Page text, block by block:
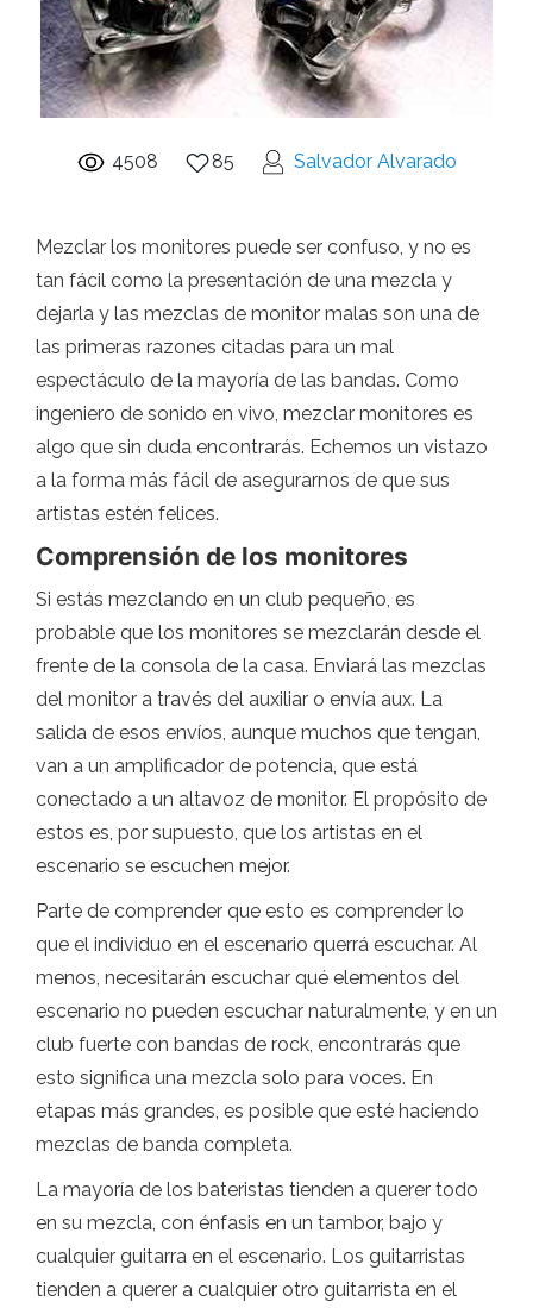
4508 85 Salvador Alvarado
Mezclar los monitores puede ser confuso, y no es
tan fácil como la presentación de una mezcla y
dejarla y las mezclas de monitor malas son una de
las primeras razones citadas para un mal
espectáculo de la mayoría de las bandas. Como
ingeniero de sonido en vivo, mezclar monitores es
algo que sin duda encontrarás. Echemos un vistazo
a la forma más fácil de asegurarnos de que sus
artistas estén felices.
Comprensión de los monitores
Si estás mezclando en un club pequeño, es
probable que los monitores se mezclarán desde el
frente de la consola de la casa. Enviará las mezclas
del monitor a través del auxiliar o envía aux. La
salida de esos envíos, aunque muchos que tengan,
van a un amplificador de potencia, que está
conectado a un altavoz de monitor. El propósito de
estos es, por supuesto, que los artistas en el
escenario se escuchen mejor.
Parte de comprender que esto es comprender lo
que el individuo en el escenario querrá escuchar. Al
menos, necesitarán escuchar qué elementos del
escenario no pueden escuchar naturalmente, y en un
club fuerte con bandas de rock, encontrarás que
esto significa una mezcla solo para voces. En
etapas más grandes, es posible que esté haciendo
mezclas de banda completa.
La mayoría de los bateristas tienden a querer todo
en su mezcla, con énfasis en un tambor, bajo y
cualquier guitarra en el escenario. Los guitarristas
tienden a querer a cualquier otro guitarrista en el